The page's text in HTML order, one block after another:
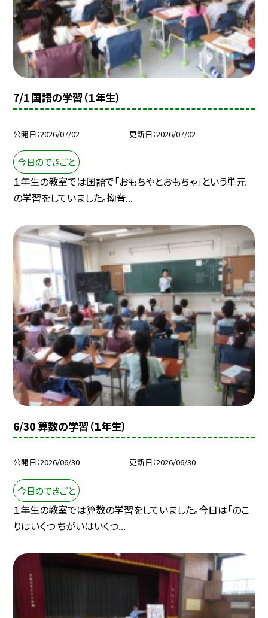
7/1 国語の学習（１年生）
公開日 2026/07/02 更新日 2026/07/02
今日のできごと
１年生の教室では国語で「おもちやとおもちゃ」という単元
の学習をしていました。拗音...
6/30 算数の学習（１年生）
公開日 2026/06/30 更新日 2026/06/30
今日のできごと
１年生の教室では算数の学習をしていました。今日は「のこ
りはいくつ ちがいはいくつ...